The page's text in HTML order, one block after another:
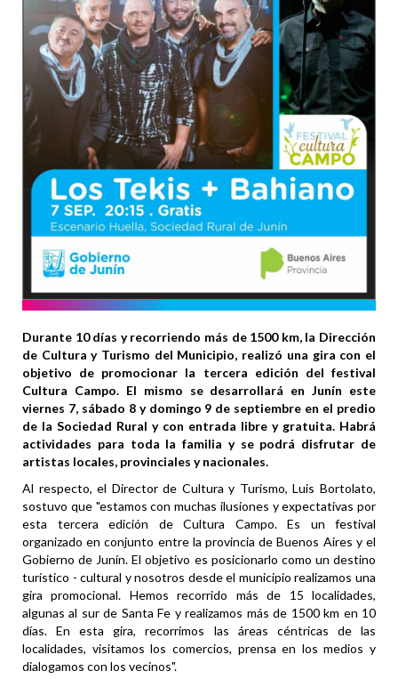
Durante 10 días y recorriendo más de 1500 km, la Dirección
de Cultura y Turismo del Municipio, realizó una gira con el
objetivo de promocionar la tercera edición del festival
Cultura Campo. El mismo se desarrollará en Junín este
viernes 7, sábado 8 y domingo 9 de septiembre en el predio
de la Sociedad Rural y con entrada libre y gratuita. Habrá
actividades para toda la familia y se podrá disfrutar de
artistas locales, provinciales y nacionales.
Al respecto, el Director de Cultura y Turismo, Luis Bortolato,
sostuvo que "estamos con muchas ilusiones y expectativas por
esta tercera edición de Cultura Campo. Es un festival
organizado en conjunto entre la provincia de Buenos Aires y el
Gobierno de Junín. El objetivo es posicionarlo como un destino
turístico - cultural y nosotros desde el municipio realizamos una
gira promocional. Hemos recorrido más de 15 localidades,
algunas al sur de Santa Fe y realizamos más de 1500 km en 10
días. En esta gira, recorrimos las áreas céntricas de las
localidades, visitamos los comercios, prensa en los medios y
dialogamos con los vecinos".